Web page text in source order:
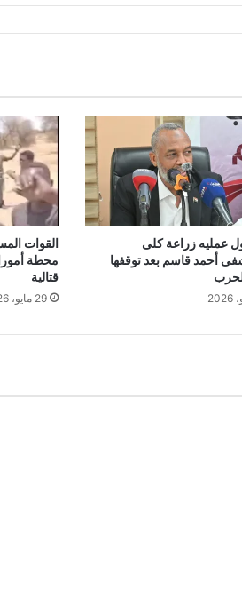
عمليه زراعة كلى
أحمد قاسم بعد توقفها
القوات
محطة
قتالية
29 مايو، 2026